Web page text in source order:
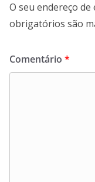
O seu endereço
obrigatórios são
Comentário *